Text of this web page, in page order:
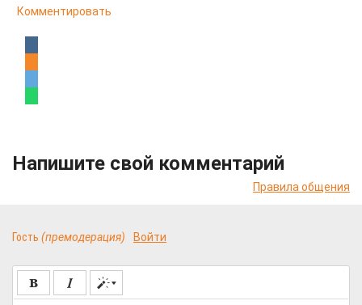
Комментировать
Напишите свой комментарий
Правила общения
Гость (премодерация) Войти